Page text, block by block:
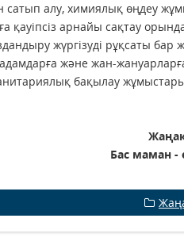
алу, химиялық өңдеу
қауіпсіз арнайы сақтау
жүргізуді рұқсаты бар
және жан-
бақылау
Бас маман -